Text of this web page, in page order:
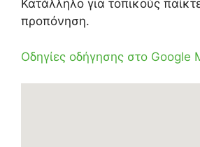
Κατάλληλο για τοπικούς
προπόνηση.
Οδηγίες οδήγησης στο Google